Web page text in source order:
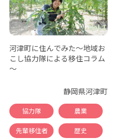
河津町に住んでみた～地域お
こし協力隊による移住コラム
～
静岡県河津町
協力隊 農業
先輩移住者 歴史